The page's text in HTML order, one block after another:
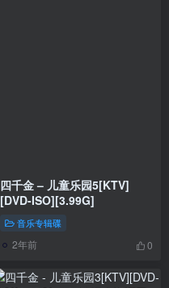
四千金 – 儿童乐园5[KTV]
[DVD-ISO][3.99G]
音乐专辑碟
2年前 0